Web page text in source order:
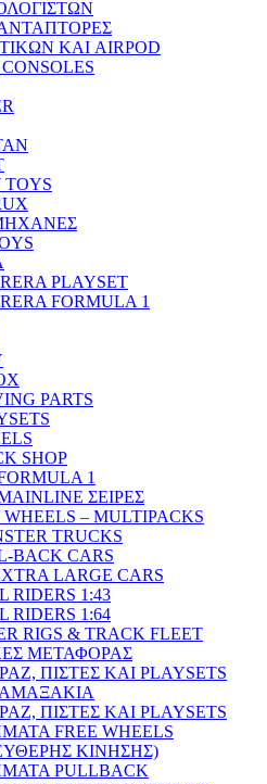
ΚΑΙ AIRPOD
TOYS
PLAYSET
FORMULA 1
PARTS
SHOP
1
ΣΕΙΡΕΣ
WHEELS – MULTIPACKS
TRUCKS
BACK CARS
LARGE CARS
RIDERS 1:43
RIDERS 1:64
RIGS & TRACK FLEET
ΜΕΤΑΦΟΡΑΣ
ΠΙΣΤΕΣ ΚΑΙ PLAYSETS
ΠΙΣΤΕΣ ΚΑΙ PLAYSETS
FREE WHEELS
ΚΙΝΗΣΗΣ)
PULLBACK